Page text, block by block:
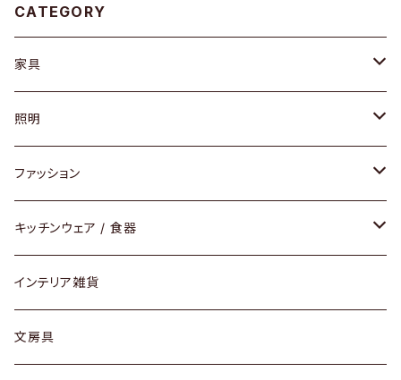
CATEGORY
家具
ソファ / ベンチ
チェア / スツール
ダイニングセット / ダイニングテーブル
ローテーブル / サイドテーブル
デスク / コンソール
照明
ペンダントライト
テーブルランプ / デスクスタンド
フロアライト
ファッション
アクセサリー
リング
ピアス / イヤリング
財布
バッグ
キッチンウェア / 食器
グラス / タンブラー
カップ / マグ
インテリア雑貨
文房具